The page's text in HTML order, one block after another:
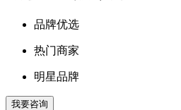
品牌优选
热门商家
明星品牌
我要咨询